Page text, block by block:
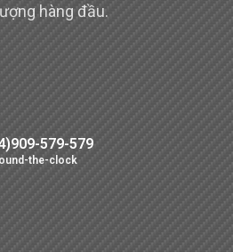
hàng đầu.
579-579
the-clock